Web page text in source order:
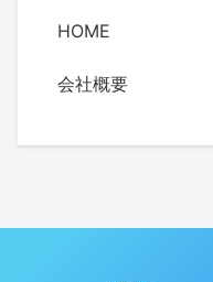
HOME
会社概要